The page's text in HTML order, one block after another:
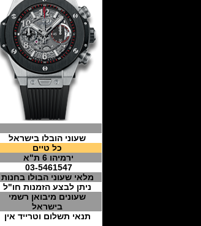
שעוני הובלו בישראל
כל טיים
ירמיהו 6 ת"א
03-5461547
מלאי שעוני הבולו בחנות
ניתן לבצע הזמנות חו"ל
שעונים מיבואן רשמי
בישראל
תנאי תשלום וטרייד אין